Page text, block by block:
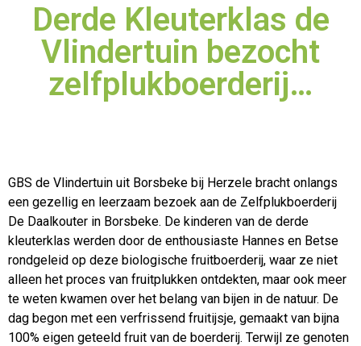
Derde Kleuterklas de
Vlindertuin bezocht
zelfplukboerderij…
GBS de Vlindertuin uit Borsbeke bij Herzele bracht onlangs
een gezellig en leerzaam bezoek aan de Zelfplukboerderij
De Daalkouter in Borsbeke. De kinderen van de derde
kleuterklas werden door de enthousiaste Hannes en Betse
rondgeleid op deze biologische fruitboerderij, waar ze niet
alleen het proces van fruitplukken ontdekten, maar ook meer
te weten kwamen over het belang van bijen in de natuur. De
dag begon met een verfrissend fruitijsje, gemaakt van bijna
100% eigen geteeld fruit van de boerderij. Terwijl ze genoten